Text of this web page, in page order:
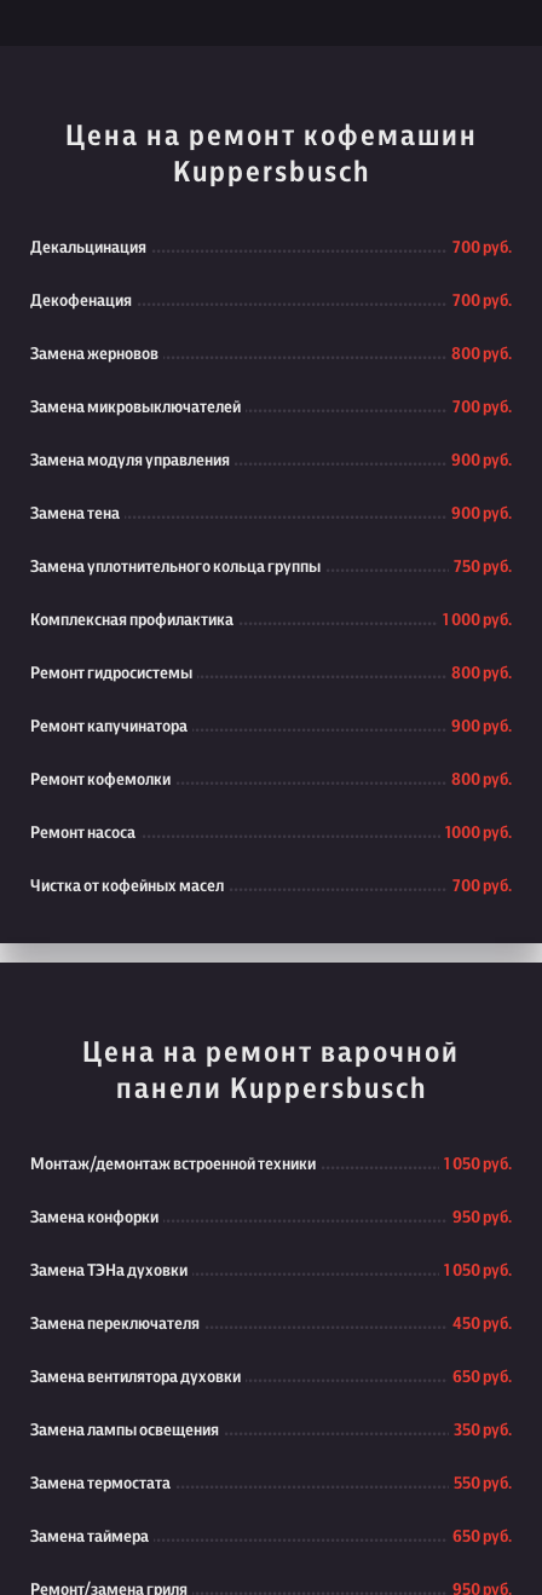
Цена на ремонт кофемашин
Kuppersbusch
Декальцинация 700 руб.
Декофенация 700 руб.
Замена жерновов 800 руб.
Замена микровыключателей 700 руб.
Замена модуля управления 900 руб.
Замена тена 900 руб.
Замена уплотнительного кольца группы 750 руб.
Комплексная профилактика 1 000 руб.
Ремонт гидросистемы 800 руб.
Ремонт капучинатора 900 руб.
Ремонт кофемолки 800 руб.
Ремонт насоса 1000 руб.
Чистка от кофейных масел 700 руб.
Цена на ремонт варочной
панели Kuppersbusch
Монтаж/демонтаж встроенной техники 1 050 руб.
Замена конфорки 950 руб.
Замена ТЭНа духовки 1 050 руб.
Замена переключателя 450 руб.
Замена вентилятора духовки 650 руб.
Замена лампы освещения 350 руб.
Замена термостата 550 руб.
Замена таймера 650 руб.
Ремонт/замена гриля 950 руб.